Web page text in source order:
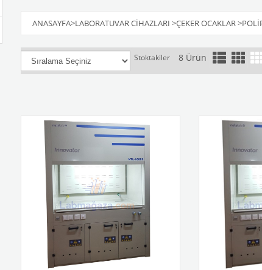
ANASAYFA>LABORATUVAR CIHAZLARI >ÇEKER OCAKLAR>
Stoktakiler 8 Ürün